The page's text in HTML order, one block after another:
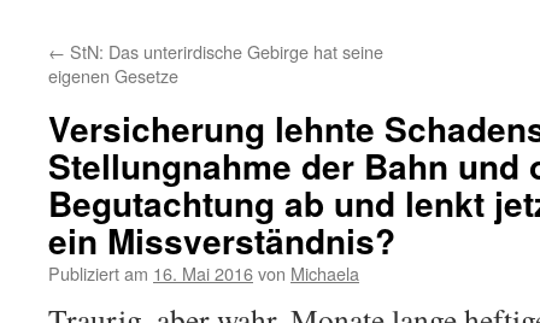
← StN: Das unterirdische Gebirge hat seine
eigenen Gesetze
Versicherung lehnte
Stellungnahme der Bahn und
Begutachtung ab und lenkt
ein Missverständnis?
Publiziert am 16. Mai 2016von Michaela